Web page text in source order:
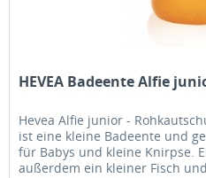
HEVEA Badeente Alfie
Hevea Alfie junior -
ist eine kleine Badeente und
für Babys und kleine Knirpse.
außerdem ein kleiner Fisch